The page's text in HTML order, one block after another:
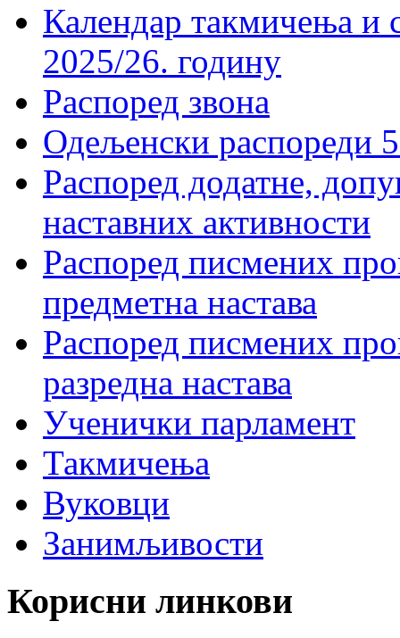
Календар такмичења
2025/26. годину
Распоред звона
Одељенски распореди
Распоред додатне,
наставних активности
Распоред писмених
предметна настава
Распоред писмених
разредна настава
Ученички парламент
Такмичења
Вуковци
Занимљивости
Корисни линкови